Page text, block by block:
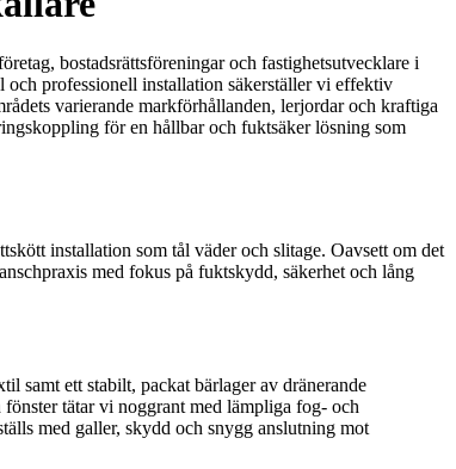
bostadsrättsföreningar och fastighetsutvecklare i
professionell installation säkerställer vi effektiv
varierande markförhållanden, lerjordar och kraftiga
för en hållbar och fuktsäker lösning som
installation som tål väder och slitage. Oavsett om det
med fokus på fuktskydd, säkerhet och lång
samt ett stabilt, packat bärlager av dränerande
tätar vi noggrant med lämpliga fog- och
med galler, skydd och snygg anslutning mot